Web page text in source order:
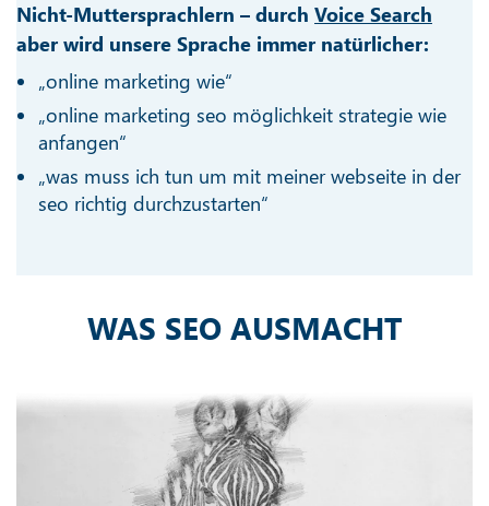
Nicht-Muttersprachlern – durch Voice Search
aber wird unsere Sprache immer natürlicher:
„online marketing wie“
„online marketing seo möglichkeit strategie wie
anfangen“
„was muss ich tun um mit meiner webseite in der
seo richtig durchzustarten“
WAS SEO AUSMACHT